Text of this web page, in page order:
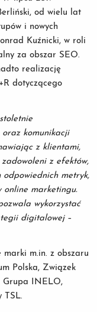
od wielu lat
i nowych
Kuźnicki, w roli
za obszar SEO.
realizację
dotyczącego
oraz komunikacji
z klientami,
zadowoleni z efektów,
metryk,
online marketingu.
wykorzystać
digitalowej–
m.in. z obszaru
Polska, Związek
Grupa INELO,
TSL.